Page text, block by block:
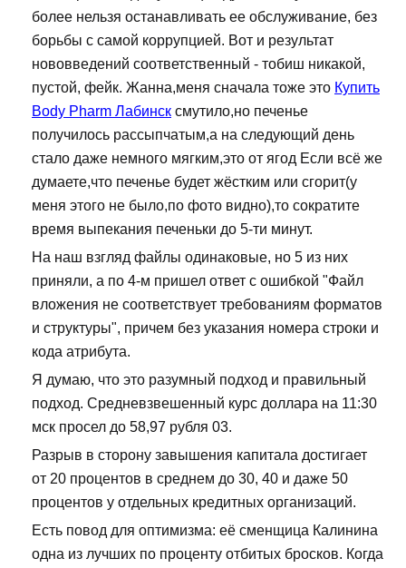
более нельзя останавливать ее обслуживание, без
борьбы с самой коррупцией. Вот и результат
нововведений соответственный - тобиш никакой,
пустой, фейк. Жанна,меня сначала тоже это Купить
Body Pharm Лабинск смутило,но печенье
получилось рассыпчатым,а на следующий день
стало даже немного мягким,это от ягод Если всё же
думаете,что печенье будет жёстким или сгорит(у
меня этого не было,по фото видно),то сократите
время выпекания печеньки до 5-ти минут.
На наш взгляд файлы одинаковые, но 5 из них
приняли, а по 4-м пришел ответ с ошибкой "Файл
вложения не соответствует требованиям форматов
и структуры", причем без указания номера строки и
кода атрибута.
Я думаю, что это разумный подход и правильный
подход. Средневзвешенный курс доллара на 11:30
мск просел до 58,97 рубля 03.
Разрыв в сторону завышения капитала достигает
от 20 процентов в среднем до 30, 40 и даже 50
процентов у отдельных кредитных организаций.
Есть повод для оптимизма: её сменщица Калинина
одна из лучших по проценту отбитых бросков. Когда